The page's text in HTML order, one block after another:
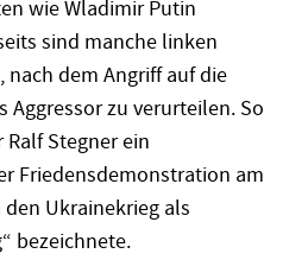
wie Wladimir Putin
sind manche linken
dem Angriff auf die
Aggressor zu verurteilen. So
Stegner ein
Friedensdemonstration am
Ukrainekrieg als
bezeichnete.